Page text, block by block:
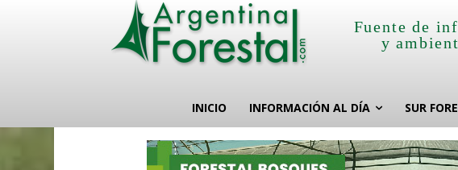
Fuente de
y
INICIO INFORMACIÓN AL DÍA SUR